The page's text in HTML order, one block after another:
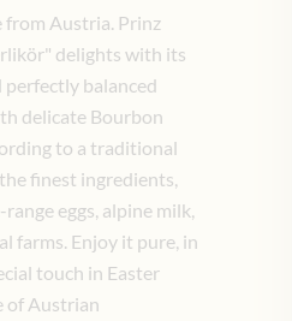
from Austria. Prinz
delights with its
balanced
delicate Bourbon
to a traditional
finest ingredients,
eggs, alpine milk,
farms. Enjoy it pure, in
touch in Easter
of Austrian